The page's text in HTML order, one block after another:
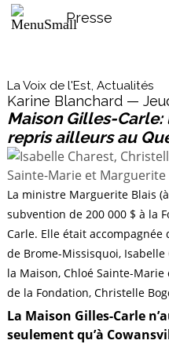
La Voix de l'Est, Actualités
Karine Blanchard —
Maison Gilles-
repris ailleurs au
La ministre Marguerite Blais
subvention de 200 000 $ à la
Carle. Elle était
de Brome-Missisquoi, Isabelle
la Maison, Chloé Sainte-
de la Fondation, Christelle
La Maison Gilles-Carle
seulement qu’à
Presse